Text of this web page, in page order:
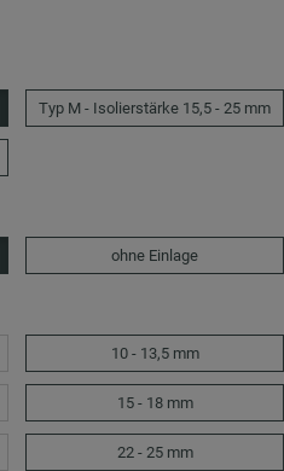
Typ M - Isolierstärke 15,5 - 25 mm
ohne Einlage
10 - 13,5 mm
15 - 18 mm
22 - 25 mm